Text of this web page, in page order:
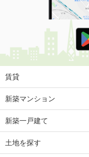
賃貸
新築マンション
新築一戸建て
土地を探す